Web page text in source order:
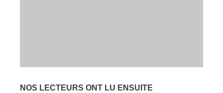
NOS LECTEURS ONT LU ENSUITE